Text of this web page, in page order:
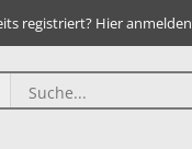
registriert? Hier anmelden